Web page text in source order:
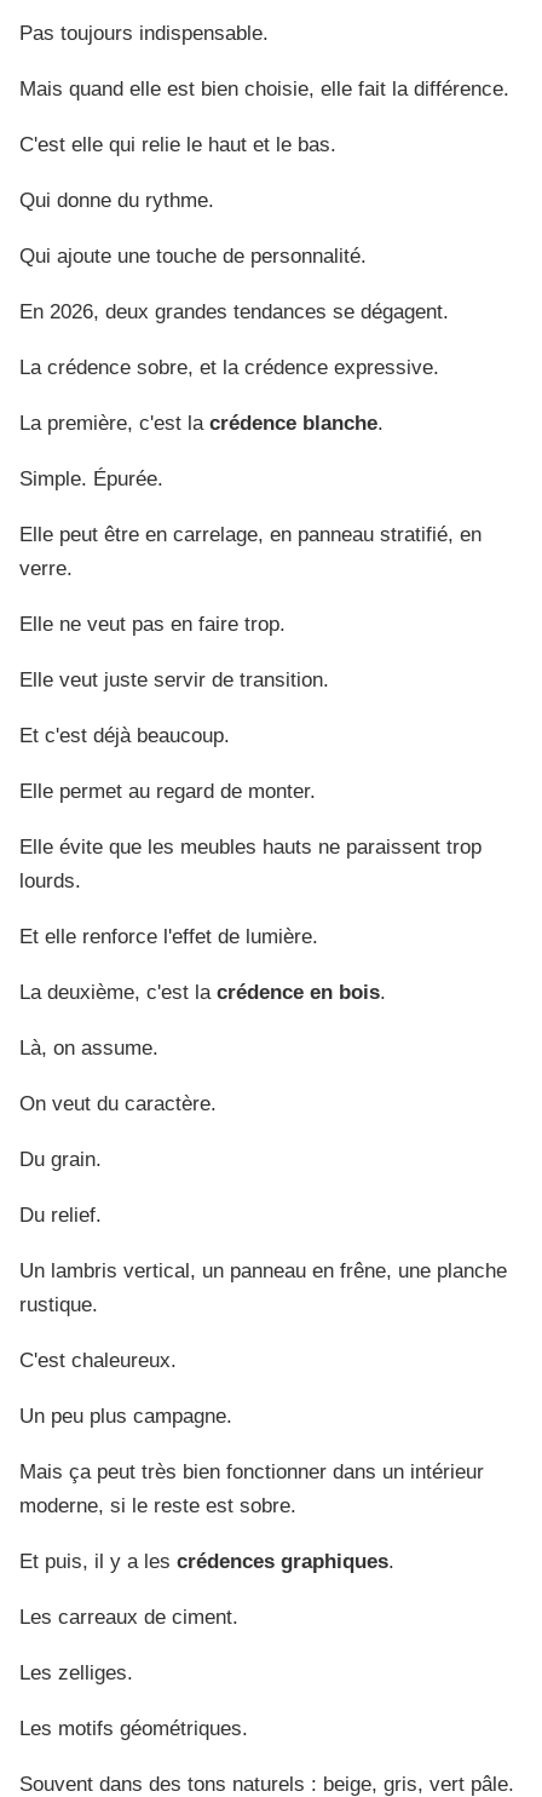
Pas toujours indispensable.
Mais quand elle est bien choisie, elle fait la différence.
C'est elle qui relie le haut et le bas.
Qui donne du rythme.
Qui ajoute une touche de personnalité.
En 2026, deux grandes tendances se dégagent.
La crédence sobre, et la crédence expressive.
La première, c'est la crédence blanche.
Simple. Épurée.
Elle peut être en carrelage, en panneau stratifié, en
verre.
Elle ne veut pas en faire trop.
Elle veut juste servir de transition.
Et c'est déjà beaucoup.
Elle permet au regard de monter.
Elle évite que les meubles hauts ne paraissent trop
lourds.
Et elle renforce l'effet de lumière.
La deuxième, c'est la crédence en bois.
Là, on assume.
On veut du caractère.
Du grain.
Du relief.
Un lambris vertical, un panneau en frêne, une planche
rustique.
C'est chaleureux.
Un peu plus campagne.
Mais ça peut très bien fonctionner dans un intérieur
moderne, si le reste est sobre.
Et puis, il y a les crédences graphiques.
Les carreaux de ciment.
Les zelliges.
Les motifs géométriques.
Souvent dans des tons naturels : beige, gris, vert pâle.